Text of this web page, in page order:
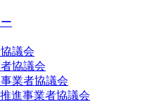
議会
協議会
業者協議会
進事業者協議会